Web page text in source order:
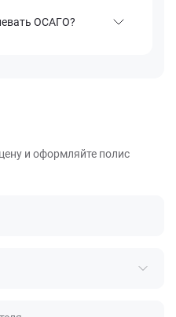
ОСАГО?
и оформляйте полис